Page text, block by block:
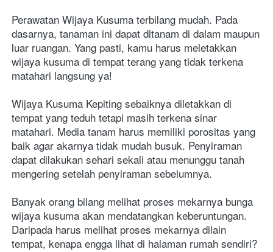
Perawatan Wijaya Kusuma terbilang mudah. Pada
dasarnya, tanaman ini dapat ditanam di dalam maupun
luar ruangan. Yang pasti, kamu harus meletakkan
wijaya kusuma di tempat terang yang tidak terkena
matahari langsung ya!
Wijaya Kusuma Kepiting sebaiknya diletakkan di
tempat yang teduh tetapi masih terkena sinar
matahari. Media tanam harus memiliki porositas yang
baik agar akarnya tidak mudah busuk. Penyiraman
dapat dilakukan sehari sekali atau menunggu tanah
mengering setelah penyiraman sebelumnya.
Banyak orang bilang melihat proses mekarnya bunga
wijaya kusuma akan mendatangkan keberuntungan.
Daripada harus melihat proses mekarnya dilain
tempat, kenapa engga lihat di halaman rumah sendiri?